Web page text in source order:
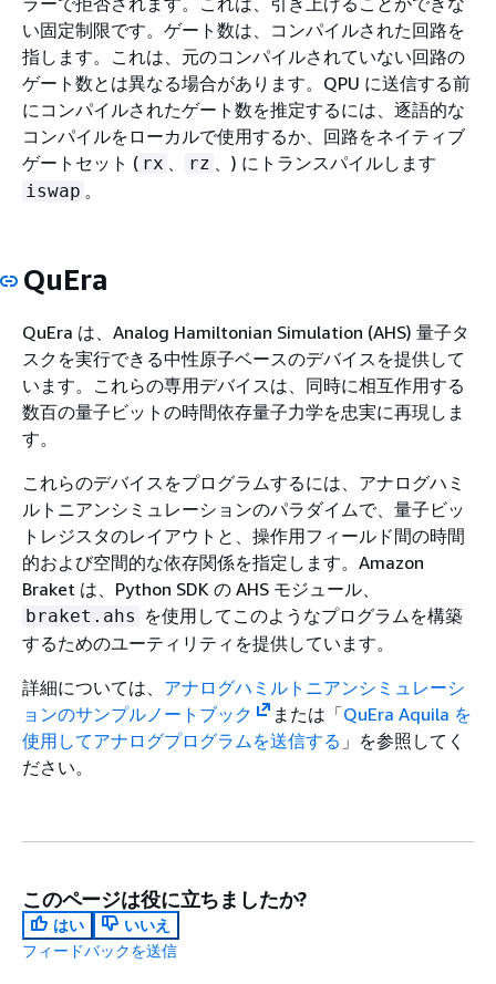
い固定制限です。ゲート数は、コンパイルされた回路を
指します。これは、元のコンパイルされていない回路の
ゲート数とは異なる場合があります。QPU に送信する前
にコンパイルされたゲート数を推定するには、逐語的な
コンパイルをローカルで使用するか、回路をネイティブ
ゲートセット ( rx 、 rz 、) にトランスパイルします
iswap 。
QuEra
QuEra は、Analog Hamiltonian Simulation (AHS) 量子タ
スクを実行できる中性原子ベースのデバイスを提供して
います。これらの専用デバイスは、同時に相互作用する
数百の量子ビットの時間依存量子力学を忠実に再現しま
す。
これらのデバイスをプログラムするには、アナログハミ
ルトニアンシミュレーションのパラダイムで、量子ビッ
トレジスタのレイアウトと、操作用フィールド間の時間
的および空間的な依存関係を指定します。Amazon
Braket は、Python SDK の AHS モジュール、
braket.ahs を使用してこのようなプログラムを構築
するためのユーティリティを提供しています。
詳細については、 アナログハミルトニアンシミュレーシ
ョンのサンプルノートブック
または「QuEra Aquila を
使用してアナログプログラムを送信する 」を参照してく
ださい。
このページは役に立ちましたか?
はい
いいえ
フィードバックを送信